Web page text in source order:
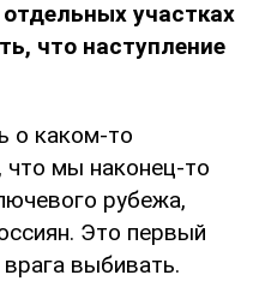
участках
что наступление
о каком-то
что мы наконец-то
рубежа,
Это первый
выбивать.